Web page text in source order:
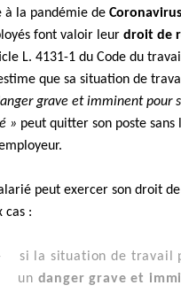
à la pandémie de
font valoir leur droit de
L. 4131-1 du Code du
que sa situation de
grave et imminent pour
» peut quitter son poste sans
peut exercer son droit
cas :
si la situation de travail
un danger grave et